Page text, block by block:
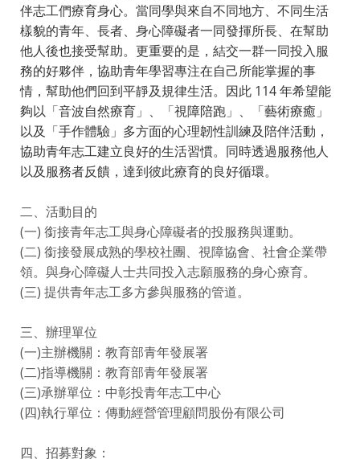
伴志工們療育身心。當同學與來自不同地方、不同生活
樣貌的青年、長者、身心障礙者一同發揮所長、在幫助
他人後也接受幫助。更重要的是，結交一群一同投入服
務的好夥伴，協助青年學習專注在自己所能掌握的事
情，幫助他們回到平靜及規律生活。因此 114 年希望能
夠以「音波自然療育」、「視障陪跑」、「藝術療癒」
以及「手作體驗」多方面的心理韌性訓練及陪伴活動，
協助青年志工建立良好的生活習慣。同時透過服務他人
以及服務者反饋，達到彼此療育的良好循環。
二、活動目的
(一) 銜接青年志工與身心障礙者的投服務與運動。
(二) 銜接發展成熟的學校社團、視障協會、社會企業帶
領。與身心障礙人士共同投入志願服務的身心療育。
(三) 提供青年志工多方參與服務的管道。
三、辦理單位
(一)主辦機關：教育部青年發展署
(二)指導機關：教育部青年發展署
(三)承辦單位：中彰投青年志工中心
(四)執行單位：傳動經營管理顧問股份有限公司
四、招募對象：